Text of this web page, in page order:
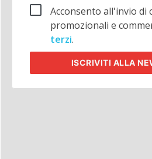
Acconsento all'invio di
promozionali e
terzi.
ISCRIVITI ALLA